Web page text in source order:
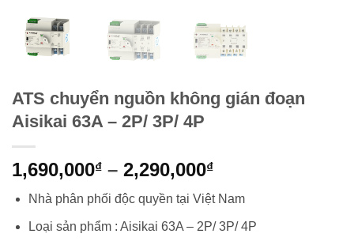
ATS chuyển nguồn không gián đoạn
Aisikai 63A – 2P/ 3P/ 4P
1,690,000₫ – 2,290,000₫Khoảng
từ
1,690,000₫
Nhà phân phối độc quyền tại Việt Nam
Loại sản phẩm : Aisikai 63A – 2P/ 3P/ 4P